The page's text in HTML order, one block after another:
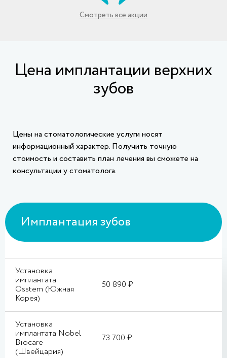
Смотреть все акции
Цена имплантации верхних
зубов
Цены на стоматологические услуги носят
информационный характер. Получить точную
стоимость и составить план лечения вы сможете на
консультации у стоматолога.
Имплантация зубов
Установка
имплантата
Osstem (Южная
Корея)
50 890 ₽
Установка
имплантата Nobel
Biocare
(Швейцария)
73 700 ₽